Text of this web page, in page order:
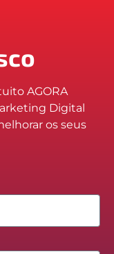
AGORA
Digital
os seus